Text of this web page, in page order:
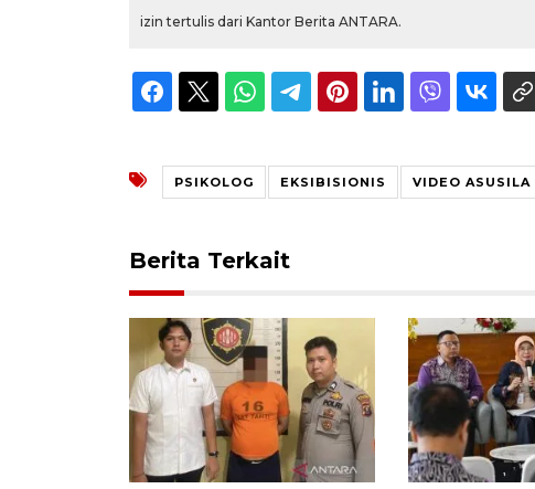
izin tertulis dari Kantor Berita ANTARA.
PSIKOLOG EKSIBISIONIS VIDEO ASUSILA
Berita Terkait